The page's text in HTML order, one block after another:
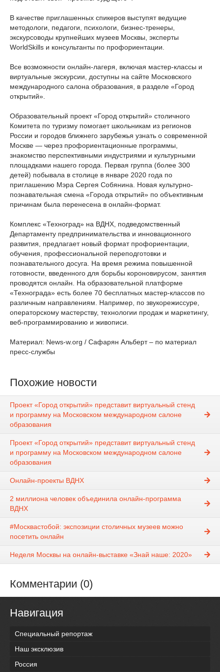
В качестве приглашенных спикеров выступят ведущие
методологи, педагоги, психологи, бизнес-тренеры,
экскурсоводы крупнейших музеев Москвы, эксперты
WorldSkills и консультанты по профориентации.
Все возможности онлайн-лагеря, включая мастер-классы и
виртуальные экскурсии, доступны на сайте Московского
международного салона образования, в разделе «Город
открытий».
Образовательный проект «Город открытий» столичного
Комитета по туризму помогает школьникам из регионов
России и городов ближнего зарубежья узнать о современной
Москве — через профориентационные программы,
знакомство перспективными индустриями и культурными
площадками нашего города. Первая группа (более 300
детей) побывала в столице в январе 2020 года по
приглашению Мэра Сергея Собянина. Новая культурно-
познавательная смена «Города открытий» по объективным
причинам была перенесена в онлайн-формат.
Комплекс «Техноград» на ВДНХ, подведомственный
Департаменту предпринимательства и инновационного
развития, предлагает новый формат профориентации,
обучения, профессиональной переподготовки и
познавательного досуга. На время режима повышенной
готовности, введенного для борьбы короновирусом, занятия
проводятся онлайн. На образовательной платформе
«Технограда» есть более 70 бесплатных мастер-классов по
различным направлениям. Например, по звукорежиссуре,
операторскому мастерству, технологии продаж и маркетингу,
веб-программированию и живописи.
Материал: News-w.org / Сафарян Альберт – по материал
пресс-службы
Похожие новости
Проект «Город открытий» представит виртуальный стенд
и программу на Московском международном салоне
образования
Проект «Город открытий» представит виртуальный стенд
и программу на Московском международном салоне
образования
Онлайн-проекты ВДНХ
2 миллиона человек объединила онлайн-программа
ВДНХ
#Москвастобой: экспозиции столичных музеев можно
посетить онлайн
Неделя Москвы на онлайн-выставке «Знай наше: 2020»
Комментарии (0)
Навигация
Специальный репортаж
Наш эксклюзив
Россия